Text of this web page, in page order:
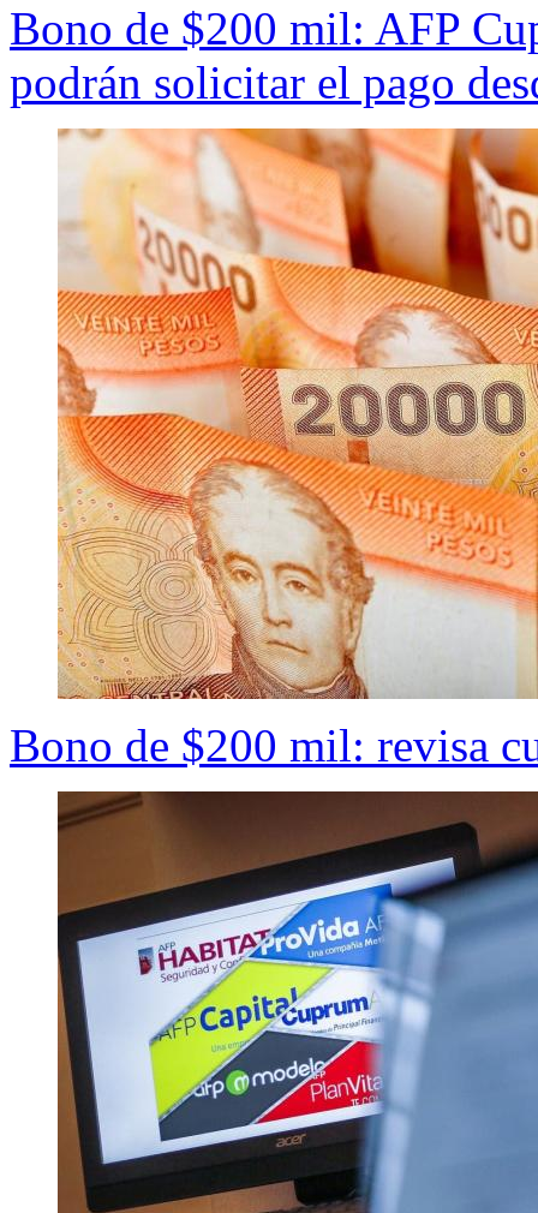
Bono de $200 mil: AFP
podrán solicitar el pago
Bono de $200 mil: revisa